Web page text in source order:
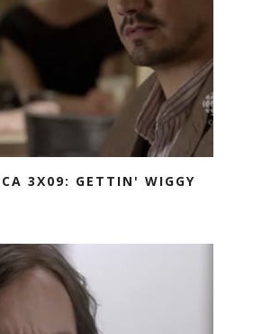
3X09: GETTIN' WIGGY